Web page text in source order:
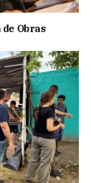
Obras